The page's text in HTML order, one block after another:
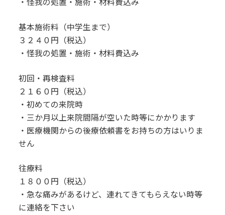
・怪我の処置・施術・材料費込み
基本施術料（中学生まで）
３２４０円（税込）
・怪我の処置・施術・材料費込み
初回・再検査料
２１６０円（税込）
・初めての来院時
・三か月以上来院間隔が空いた時等にかかります
・医療機関からの後療依頼書をお持ちの方はいりま
せん
往療料
１８００円（税込）
・急な痛みがあるけど、連れてきてもらえない時等
に連絡を下さい